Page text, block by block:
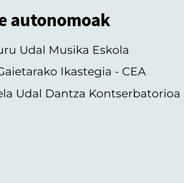
autonomoak
Udal Musika Eskola
Ikastegia - CEA
Udal Dantza Kontserbatorioa